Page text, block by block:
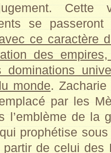
Cette
se
ce caractère
des
dominations
monde.
par les
l’emblème de la
prophétise
de celui des